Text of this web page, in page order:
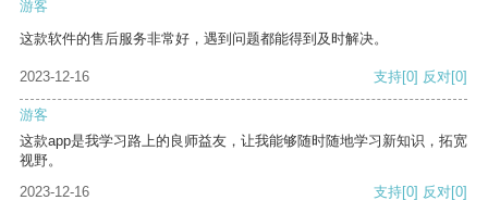
游客
这款软件的售后服务非常好，遇到问题都能得到及时解决。
2023-12-16 支持[0] 反对[0]
游客
这款app是我学习路上的良师益友，让我能够随时随地学习新知识，拓宽
视野。
2023-12-16
支持[0] 反对[0]